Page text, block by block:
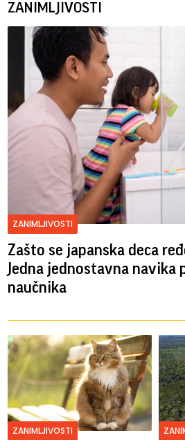
ZANIMLJIVOSTI
ZANIMLJIVOSTI
Zašto se japanska deca
Jedna jednostavna navika
naučnika
ZANIMLJIVOSTI